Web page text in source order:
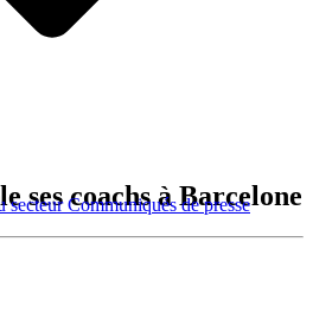
secteurCommuniqués de presse
ses coachs à Barcelone